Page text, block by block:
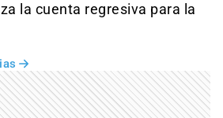
la cuenta regresiva para la